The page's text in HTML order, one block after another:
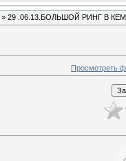
» 29 .06.13.БОЛЬШОЙ РИНГ В
Просмотреть